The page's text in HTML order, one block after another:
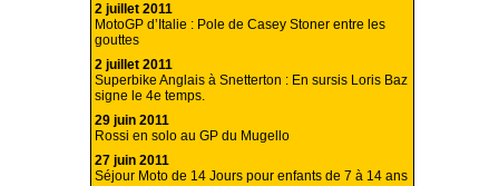
2 juillet 2011
MotoGP d’Italie : Pole de Casey Stoner entre les
gouttes
2 juillet 2011
Superbike Anglais à Snetterton : En sursis Loris Baz
signe le 4e temps.
29 juin 2011
Rossi en solo au GP du Mugello
27 juin 2011
Séjour Moto de 14 Jours pour enfants de 7 à 14 ans